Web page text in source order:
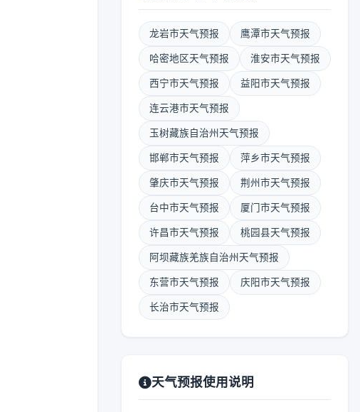
龙岩市天气预报 鹰潭市天气预报
哈密地区天气预报 淮安市天气预报
西宁市天气预报 益阳市天气预报
连云港市天气预报
玉树藏族自治州天气预报
邯郸市天气预报 萍乡市天气预报
肇庆市天气预报 荆州市天气预报
台中市天气预报 厦门市天气预报
许昌市天气预报 桃园县天气预报
阿坝藏族羌族自治州天气预报
东营市天气预报 庆阳市天气预报
长治市天气预报
天气预报使用说明